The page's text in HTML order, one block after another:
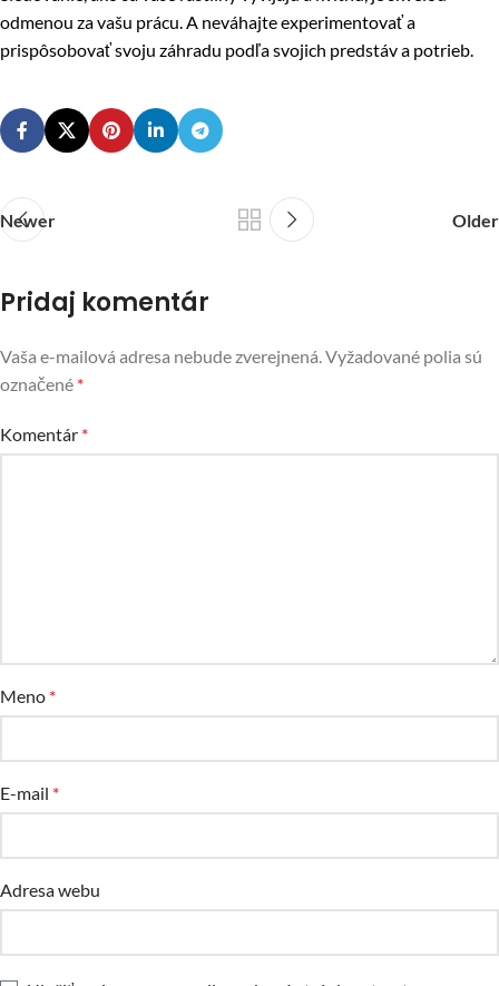
odmenou za vašu prácu. A neváhajte experimentovať a
prispôsobovať svoju záhradu podľa svojich predstáv a potrieb.
Newer Older
Pridaj komentár
Vaša e-mailová adresa nebude zverejnená.Vyžadované polia sú
označené *
Komentár *
Meno *
E-mail *
Adresa webu